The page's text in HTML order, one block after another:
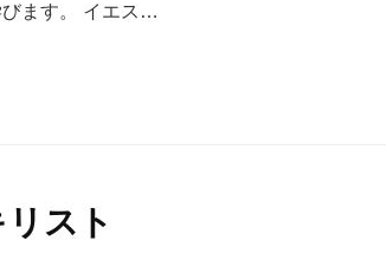
びます。 イエス…
スト